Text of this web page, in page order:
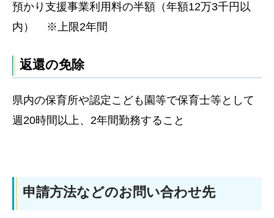
預かり支援事業利用料の半額（年額12万3千円以
内） ※上限2年間
返還の免除
県内の保育所や認定こども園等で保育士等として
週20時間以上、2年間勤務すること
申請方法などのお問い合わせ先